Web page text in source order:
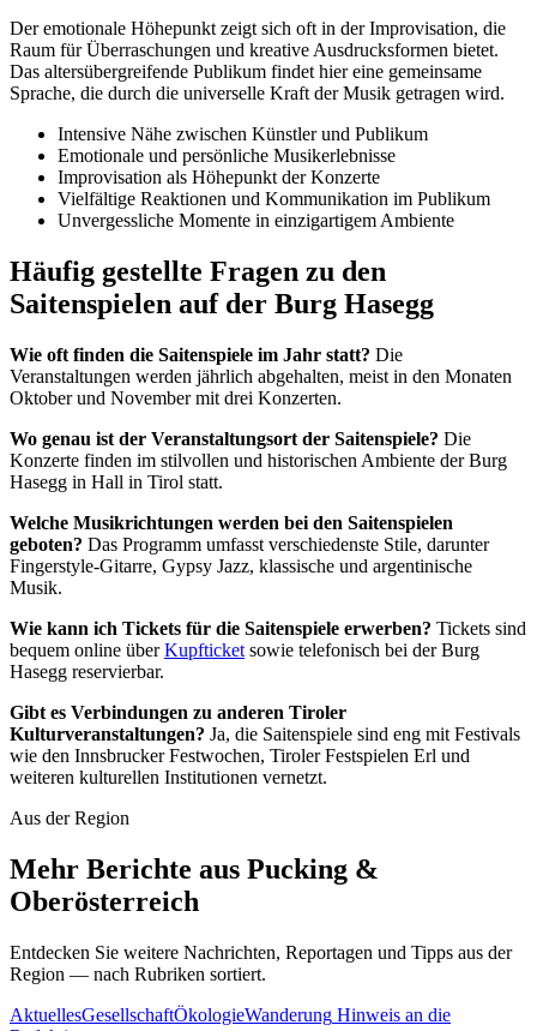
Der emotionale Höhepunkt zeigt sich oft in der Improvisation, die
Raum für Überraschungen und kreative Ausdrucksformen bietet.
Das altersübergreifende Publikum findet hier eine gemeinsame
Sprache, die durch die universelle Kraft der Musik getragen wird.
Intensive Nähe zwischen Künstler und Publikum
Emotionale und persönliche Musikerlebnisse
Improvisation als Höhepunkt der Konzerte
Vielfältige Reaktionen und Kommunikation im Publikum
Unvergessliche Momente in einzigartigem Ambiente
Häufig gestellte Fragen zu den
Saitenspielen auf der Burg Hasegg
Wie oft finden die Saitenspiele im Jahr statt? Die
Veranstaltungen werden jährlich abgehalten, meist in den Monaten
Oktober und November mit drei Konzerten.
Wo genau ist der Veranstaltungsort der Saitenspiele? Die
Konzerte finden im stilvollen und historischen Ambiente der Burg
Hasegg in Hall in Tirol statt.
Welche Musikrichtungen werden bei den Saitenspielen
geboten? Das Programm umfasst verschiedenste Stile, darunter
Fingerstyle-Gitarre, Gypsy Jazz, klassische und argentinische
Musik.
Wie kann ich Tickets für die Saitenspiele erwerben? Tickets sind
bequem online überKupfticket sowie telefonisch bei der Burg
Hasegg reservierbar.
Gibt es Verbindungen zu anderen Tiroler
Kulturveranstaltungen? Ja, die Saitenspiele sind eng mit Festivals
wie den Innsbrucker Festwochen, Tiroler Festspielen Erl und
weiteren kulturellen Institutionen vernetzt.
Aus der Region
Mehr Berichte aus Pucking &
Oberösterreich
Entdecken Sie weitere Nachrichten, Reportagen und Tipps aus der
Region — nach Rubriken sortiert.
AktuellesGesellschaftÖkologieWanderung Hinweis an die